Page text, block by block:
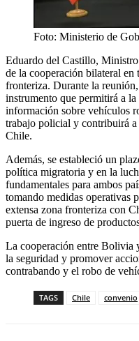
Foto: Ministerio de
Eduardo del Castillo,
de la cooperación bilateral en
fronteriza. Durante la
instrumento que permitirá a
información sobre vehículos
trabajo policial y contribuirá
Chile.
Además, se estableció un
política migratoria y en la
fundamentales para ambos
tomando medidas operativas
extensa zona fronteriza con
puerta de ingreso de
La cooperación entre Bolivia
la seguridad y promover
contrabando y el robo de
TAGS Chile convenio